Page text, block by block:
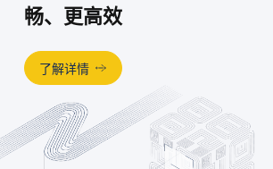
畅、更高效
了解详情